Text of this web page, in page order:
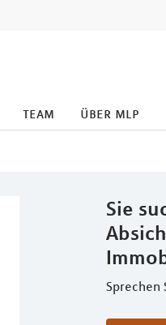
team über mlp
Sie
Sprechen